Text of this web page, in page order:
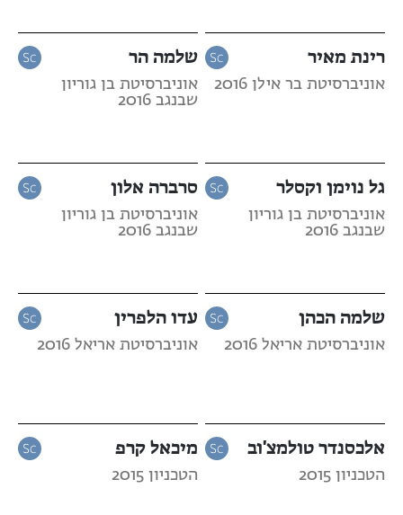
רינת מאיר
אוניברסיטת בר אילן 2016
שלמה הר
אוניברסיטת בן גוריון
שבנגב 2016
גל נוימן וקסלר
אוניברסיטת בן גוריון
שבנגב 2016
סרברה אלון
אוניברסיטת בן גוריון
שבנגב 2016
שלמה הכהן
אוניברסיטת אריאל 2016
עדו הלפרין
אוניברסיטת אריאל 2016
אלכסנדר טולמצ'וב
הטכניון 2015
מיכאל קרפ
הטכניון 2015